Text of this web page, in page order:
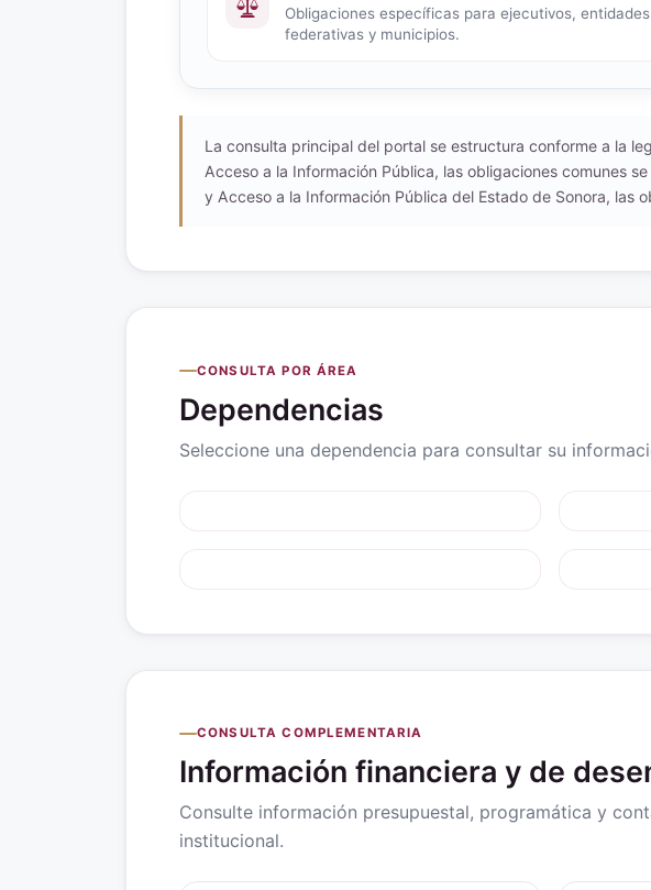
Obligaciones específicas para ejecutivos, entidades
federativas y municipios.
La consulta principal del portal se estructura conforme a la
Acceso a la Información Pública, las obligaciones comunes
y Acceso a la Información Pública del Estado de Sonora, las
CONSULTA POR ÁREA
Dependencias
Seleccione una dependencia para consultar su
CONSULTA COMPLEMENTARIA
Información financiera y de
Consulte información presupuestal, programática y
institucional.